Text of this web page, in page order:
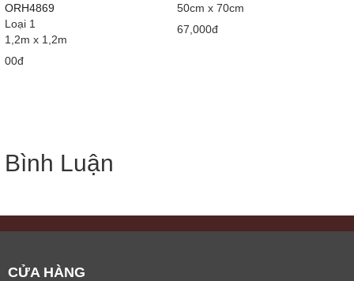
ORH4869
Loại 1
1,2m x 1,2m
00đ
50cm x 70cm
67,000đ
Bình Luận
CỬA HÀNG